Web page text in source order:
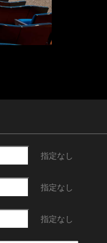
指定なし
指定なし
指定なし